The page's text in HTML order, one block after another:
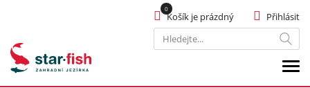
Hledat
Přihlásit
Košík je prázdný